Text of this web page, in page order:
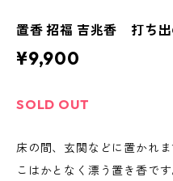
置香 招福 吉兆香 打ち出
¥9,900
SOLD OUT
床の間、玄関などに置かれ
こはかとなく漂う置き香です